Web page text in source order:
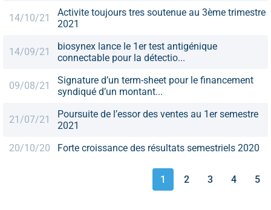
14/10/21
Activite toujours tres soutenue au 3ème trimestre
2021
14/09/21
biosynex lance le 1er test antigénique
connectable pour la détectio...
09/08/21
Signature d’un term-sheet pour le financement
syndiqué d’un montant...
21/07/21
Poursuite de l’essor des ventes au 1er semestre
2021
20/10/20
Forte croissance des résultats semestriels 2020
1 2 3 4 5